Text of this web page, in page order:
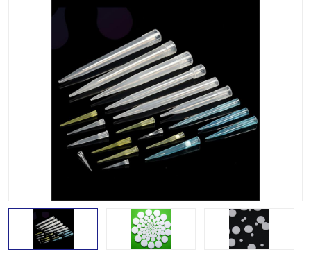
离子色谱预处理柱
QuEChERS SPE填料
ELISA试剂盒 过滤器/滤膜
多功能净化柱 SPE配件
96孔板